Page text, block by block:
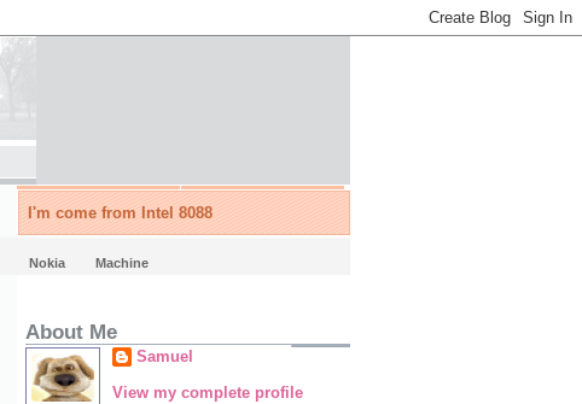
I'm come from Intel 8088
Nokia Machine
About Me
Samuel
View my complete profile